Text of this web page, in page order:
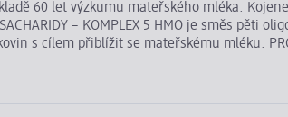
60 let výzkumu mateřského mléka.
– KOMPLEX 5 HMO je směs pěti
s cílem přiblížit se mateřskému mléku.